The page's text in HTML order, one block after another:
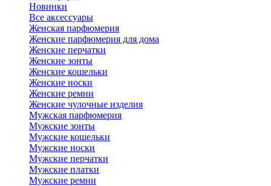
Новинки
Все аксессуары
Женская парфюмерия
Женские парфюмерия для дома
Женские перчатки
Женские зонты
Женские кошельки
Женские носки
Женские ремни
Женские чулочные изделия
Мужская парфюмерия
Мужские зонты
Мужские кошельки
Мужские носки
Мужские перчатки
Мужские платки
Мужские ремни